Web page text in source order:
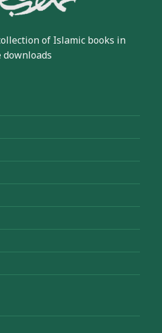
of Islamic books in